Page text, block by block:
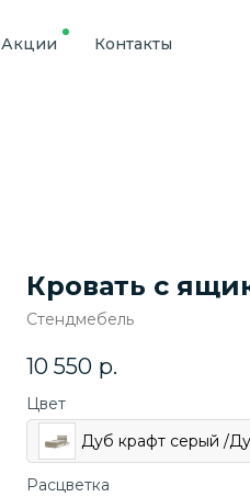
Акции Контакты
Кровать с
Стендмебель
10 550 р.
Цвет
Дуб крафт серый /
Расцветка